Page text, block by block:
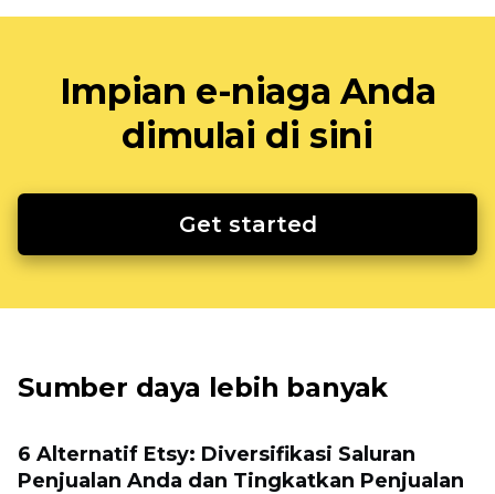
Impian e-niaga Anda
dimulai di sini
Get started
Sumber daya lebih banyak
6 Alternatif Etsy: Diversifikasi Saluran
Penjualan Anda dan Tingkatkan Penjualan